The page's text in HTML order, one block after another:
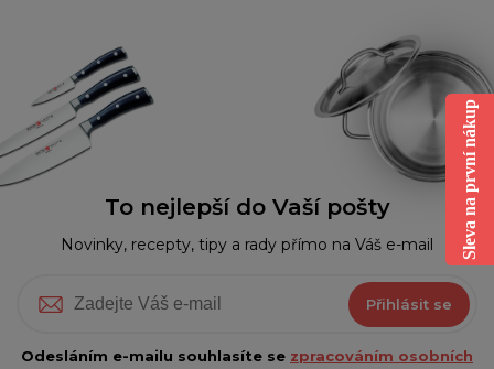
To nejlepší do Vaší pošty
Novinky, recepty, tipy a rady přímo na Váš e-mail
Přihlásit se
Odesláním e-mailu souhlasíte se zpracováním osobních
Sleva na první nákup